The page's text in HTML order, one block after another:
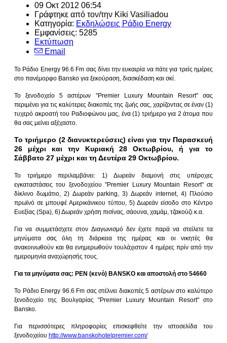
09 Οκτ 2012 06:54
Γράφτηκε από τον/την Kiki Vasiliadou
Κατηγορία: Εκδηλώσεις Ράδιο Energy
Εμφανίσεις: 5285
Εκτύπωση
Email
Το Ράδιο Energy 96.6 Fm σας δίνει την ευκαιρία να πάτε για τρείς ημέρες
στο πανέμορφο Bansko για ξεκούραση, διασκέδαση και σκί.
Το ξενοδοχείο 5 αστέρων "Premier Luxury Mountain Resort" σας
περιμένει για τις καλύτερες διακοπές της ζωής σας, χαρίζοντας σε έναν (1)
τυχερό ακροατή του Ραδιοφώνου μας, ένα (1) τριήμερο για 2 άτομα που
θα σας μείνει αξέχαστο.
Το τριήμερο (2 διανυκτερεύσεις) είναι για την Παρασκευή
26 μέχρι και την Κυριακή 28 Οκτωβρίου, ή για το
Σάββατο 27 μέχρι και τη Δευτέρα 29 Οκτωβρίου.
Το τριήμερο περιλαμβάνει: 1) Δωρεάν διαμονή στις υπέροχες
εγκαταστάσεις του ξενοδοχείου "Premier Luxury Mountain Resort" σε
δίκλινο δωμάτιο, 2) Δωρεάν parking, 3) Δωρεάν internet, 4) Πλούσιο
πρωϊνό σε μπουφέ Αμερικάνικου τύπου, 5) Δωρεάν είσοδο στο Κέντρο
Ευεξίας (Spa), 6) Δωρεάν χρήση πισίνας, σάουνα, χαμάμ, τζακούζι κ.α.
Για να συμμετάσχετε στον Διαγωνισμό δεν έχετε παρά να στείλετε τα
μηνύματα σας όλη τη διάρκεια της ημέρας και οι νικητές θα
ανακοινωθούν και θα ενημερωθούν τουλάχιστον 4 ημέρες πρίν από την
ημερομηνία αναχώρησής τους.
Για τα μηνύματα σας: ΡΕΝ (κενό) BANSKO και αποστολή στο 54660
Το Ράδιο Energy 96.6 Fm σας στέλνει διακοπές 5 αστέρων στο καλύτερο
ξενοδοχείο της Βουλγαρίας "Premier Luxury Mountain Resort" στο
Bansko.
Για περισσότερες πληροφορίες επισκεφθείτε την ιστοσελίδα του
ξενοδοχείου http://www.banskohotelpremier.com/